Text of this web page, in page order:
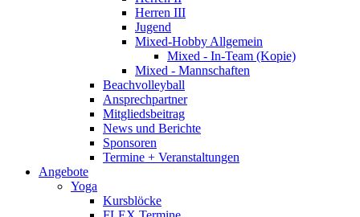
Herren III
Jugend
Mixed-Hobby Allgemein
Mixed - In-Team (Kopie)
Mixed - Mannschaften
Beachvolleyball
Ansprechpartner
Mitgliedsbeitrag
News und Berichte
Sponsoren
Termine + Veranstaltungen
Angebote
Yoga
Kursblöcke